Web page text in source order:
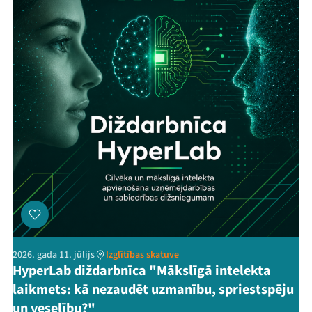
2026. gada 11. jūlijs Izglītības skatuve
HyperLab diždarbnīca "Mākslīgā intelekta
laikmets: kā nezaudēt uzmanību, spriestspēju